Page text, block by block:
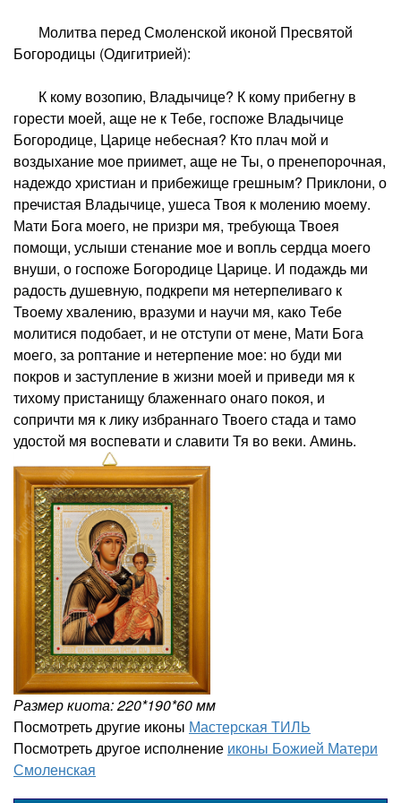
Молитва перед Смоленской иконой Пресвятой
Богородицы (Одигитрией):
К кому возопию, Владычице? К кому прибегну в
горести моей, аще не к Тебе, госпоже Владычице
Богородице, Царице небесная? Кто плач мой и
воздыхание мое приимет, аще не Ты, о пренепорочная,
надеждо христиан и прибежище грешным? Приклони, о
пречистая Владычице, ушеса Твоя к молению моему.
Мати Бога моего, не призри мя, требующа Твоея
помощи, услыши стенание мое и вопль сердца моего
внуши, о госпоже Богородице Царице. И подаждь ми
радость душевную, подкрепи мя нетерпеливаго к
Твоему хвалению, вразуми и научи мя, како Тебе
молитися подобает, и не отступи от мене, Мати Бога
моего, за роптание и нетерпение мое: но буди ми
покров и заступление в жизни моей и приведи мя к
тихому пристанищу блаженнаго онаго покоя, и
сопричти мя к лику избраннаго Твоего стада и тамо
удостой мя воспевати и славити Тя во веки. Аминь.
Размер киота: 220*190*60 мм
Посмотреть другие иконы Мастерская ТИЛЬ
Посмотреть другое исполнение иконы Божией Матери
Смоленская